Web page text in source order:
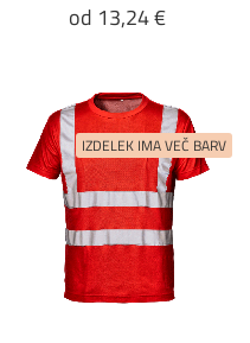
od 13,24 €